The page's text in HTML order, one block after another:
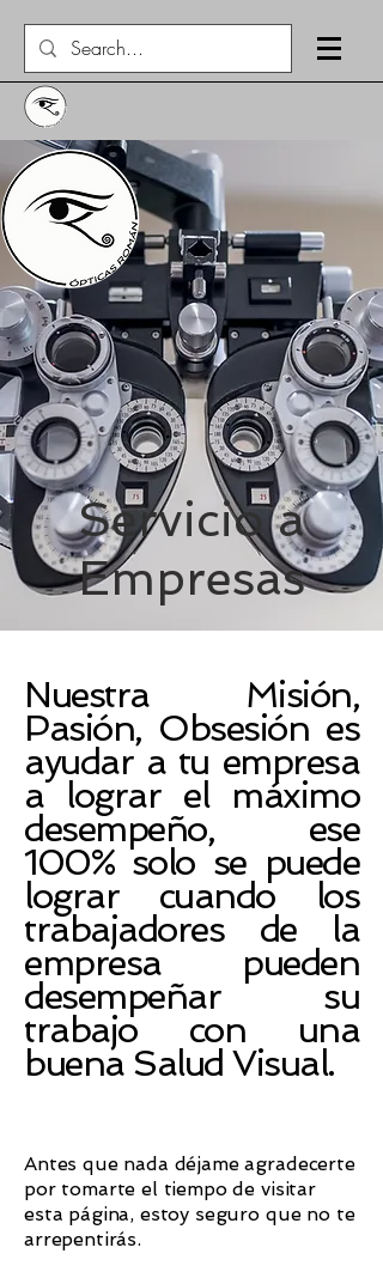
Servicio a
Empresas
Nuestra Misión,
Pasión, Obsesión es
ayudar a tu empresa
a lograr el máximo
desempeño, ese
100% solo se puede
lograr cuando los
trabajadores de la
empresa pueden
desempeñar su
trabajo con una
buena Salud Visual.
Antes que nada déjame agradecerte
por tomarte el tiempo de visitar
esta página, estoy seguro que no te
arrepentirás.